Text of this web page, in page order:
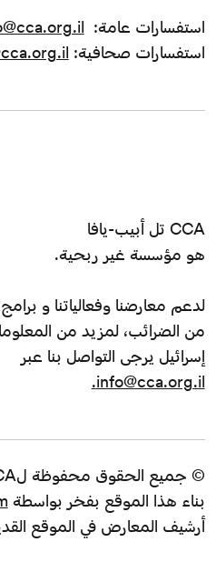
بناء هذا الموقع بفخر بواسطة
أرشيف المعارض في الموقع
استفسارات عامة:
استفسارات صحافية:
CCA تل أبيب-يافا
هو مؤسسة غير ربحية.
لدعم معارضنا وفعالياتنا و
من الضرائب، لمزيد من
إسرائيل يرجى التواصل بنا عبر
info@cca.org.il.